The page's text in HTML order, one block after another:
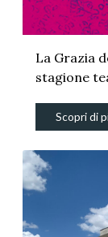
La Grazia
stagione
Scopri di